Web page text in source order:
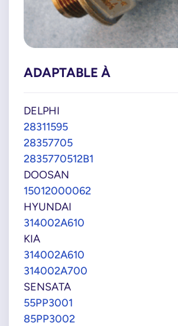
ADAPTABLE À
DELPHI
28311595
28357705
2835770512B1
DOOSAN
15012000062
HYUNDAI
314002A610
KIA
314002A610
314002A700
SENSATA
55PP3001
85PP3002